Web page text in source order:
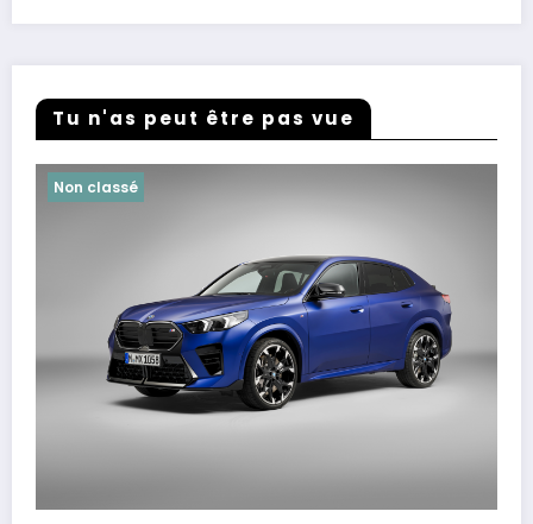
Tu n'as peut être pas vue
Non classé